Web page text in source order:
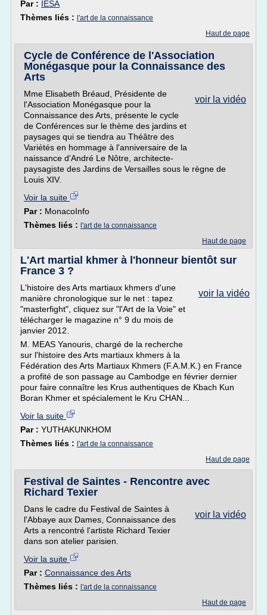
Par : IESA
Thèmes liés : l'art de la connaissance
Haut de page
Cycle de Conférence de l'Association
Monégasque pour la Connaissance des
Arts
voir la vidéo
Mme Elisabeth Bréaud, Présidente de
l'Association Monégasque pour la
Connaissance des Arts, présente le cycle
de Conférences sur le thème des jardins et
paysages qui se tiendra au Théâtre des
Variétés en hommage à l'anniversaire de la
naissance d'André Le Nôtre, architecte-
paysagiste des Jardins de Versailles sous le règne de
Louis XIV.
Voir la suite
Par : MonacoInfo
Thèmes liés : l'art de la connaissance
Haut de page
L'Art martial khmer à l'honneur bientôt sur
France 3 ?
voir la vidéo
L'histoire des Arts martiaux khmers d'une
manière chronologique sur le net : tapez
"masterfight", cliquez sur "l'Art de la Voie" et
télécharger le magazine n° 9 du mois de
janvier 2012.
M. MEAS Yanouris, chargé de la recherche
sur l'histoire des Arts martiaux khmers à la
Fédération des Arts Martiaux Khmers (F.A.M.K.) en France
a profité de son passage au Cambodge en février dernier
pour faire connaître les Krus authentiques de Kbach Kun
Boran Khmer et spécialement le Kru CHAN...
Voir la suite
Par : YUTHAKUNKHOM
Thèmes liés : l'art de la connaissance
Haut de page
Festival de Saintes - Rencontre avec
Richard Texier
voir la vidéo
Dans le cadre du Festival de Saintes à
l'Abbaye aux Dames, Connaissance des
Arts a rencontré l'artiste Richard Texier
dans son atelier parisien.
Voir la suite
Par : Connaissance des Arts
Thèmes liés : l'art de la connaissance
Haut de page